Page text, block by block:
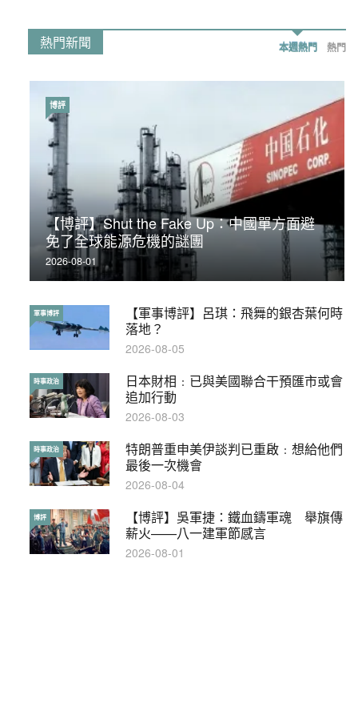
熱門新聞 本週熱門 熱門
【博評】Shut the Fake Up：中國單方面避
免了全球能源危機的謎團
2026-08-01
博評
【軍事博評】呂琪：飛舞的銀杏葉何時
落地？
軍事博評
2026-08-05
日本財相﹕已與美國聯合干預匯市或會
追加行動
時事政治
2026-08-03
特朗普重申美伊談判已重啟﹕想給他們
最後一次機會
時事政治
2026-08-04
【博評】吳軍捷：鐵血鑄軍魂 舉旗傳
薪火——八一建軍節感言
博評
2026-08-01
荃灣反黑組「砌生豬肉」砌錯O記臥底4警員
被控
2019-11-01
時事政治
【輕百科】被抽中當陪審員能拒絕嗎？
輕百科
2017-10-17
【輕盤點】集會遊行陸續有來？一文盡
覽8月示威活動
輕盤點
2019-08-30
本港保護兒童法例雜亂互相矛盾家長易
墮法網
特稿
2019-05-21
【輕百科】甚麼按摩院要領牌？顧客涉
及刑責嗎？
輕百科
2021-05-13